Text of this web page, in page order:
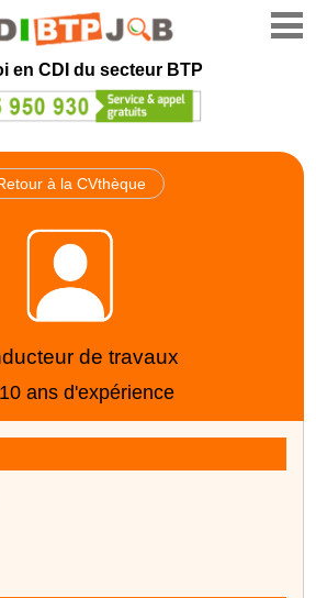
en CDI du secteur BTP
à la CVthèque
de travaux
ans d'expérience